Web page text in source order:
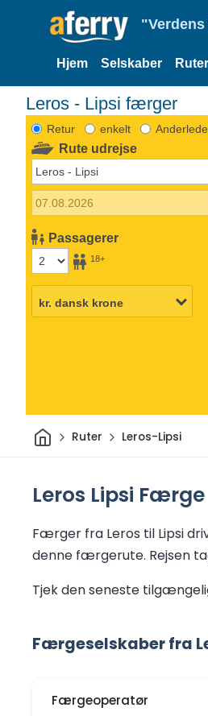
Hjem Selskaber Ruter
Leros - Lipsi færger
Retur enkelt
Rute udrejse
Passagerer
18+
HjemRuter Leros-Lipsi
Leros Lipsi Færge
Færger fra Leros til Lipsi
denne færgerute. Rejsen
Tjek den seneste
Færgeselskaber fra
Færgeoperatør